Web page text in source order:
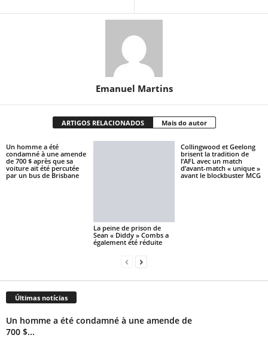
Emanuel Martins
ARTIGOS RELACIONADOS Mais do autor
Un homme a été
condamné à une amende
de 700 $ après que sa
voiture ait été percutée
par un bus de Brisbane
La peine de prison de
Sean « Diddy » Combs a
également été réduite
Collingwood et Geelong
brisent la tradition de
l’AFL avec un match
d’avant-match « unique »
avant le blockbuster MCG
Últimas notícias
Un homme a été condamné à une amende de
700 $...